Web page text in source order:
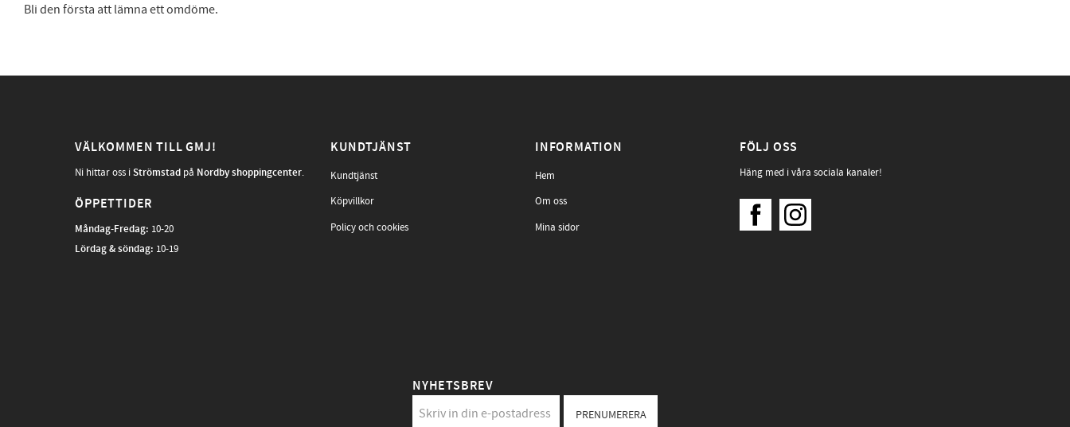
Bli den första att lämna ett omdöme.
VÄLKOMMEN TILL GMJ!
Ni hittar oss iStrömstad på Nordby shoppingcenter.
ÖPPETTIDER
Måndag-Fredag: 10-20
Lördag & söndag: 10-19
KUNDTJÄNST
Kundtjänst
Köpvillkor
Policy och cookies
INFORMATION
Hem
Om oss
Mina sidor
FÖLJ OSS
Häng med i våra sociala kanaler!
NYHETSBREV
PRENUMERERA